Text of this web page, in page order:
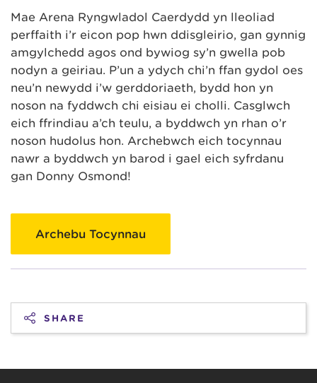
Mae Arena Ryngwladol Caerdydd yn lleoliad
perffaith i’r eicon pop hwn ddisgleirio, gan gynnig
amgylchedd agos ond bywiog sy’n gwella pob
nodyn a geiriau. P’un a ydych chi’n ffan gydol oes
neu’n newydd i’w gerddoriaeth, bydd hon yn
noson na fyddwch chi eisiau ei cholli. Casglwch
eich ffrindiau a’ch teulu, a byddwch yn rhan o’r
noson hudolus hon. Archebwch eich tocynnau
nawr a byddwch yn barod i gael eich syfrdanu
gan Donny Osmond!
Archebu Tocynnau
SHARE